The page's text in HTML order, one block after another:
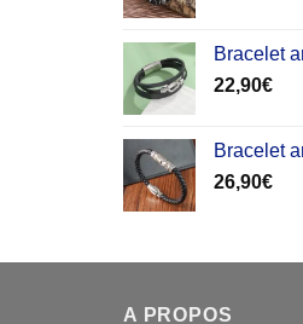
Bracelet
22,90€
Bracelet
26,90€
A PROPOS